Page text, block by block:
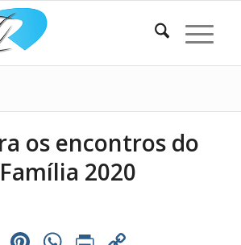
os encontros do
2020